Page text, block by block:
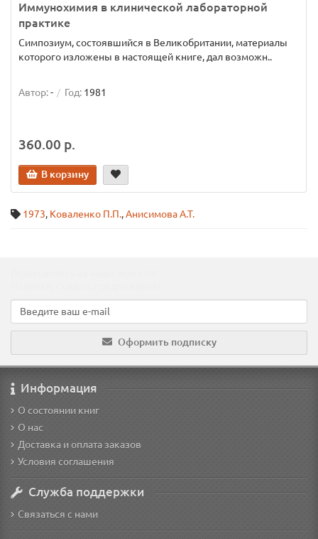
Иммунохимия в клинической лабораторной
практике
Симпозиум, состоявшийся в Великобритании, материалы
которого изложены в настоящей книге, дал возможн..
Автор:- Год: 1981
360.00 р.
В корзину
1973, Коваленко П.П.,Анисимова А.Т.
Оформить подписку
Информация
О состоянии книг
О нас
Доставка и оплата заказов
Условия соглашения
Служба поддержки
Связаться с нами